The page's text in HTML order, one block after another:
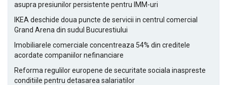
asupra presiunilor persistente pentru IMM-uri
IKEA deschide doua puncte de servicii in centrul comercial
Grand Arena din sudul Bucurestiului
Imobiliarele comerciale concentreaza 54% din creditele
acordate companiilor nefinanciare
Reforma regulilor europene de securitate sociala inaspreste
conditiile pentru detasarea salariatilor